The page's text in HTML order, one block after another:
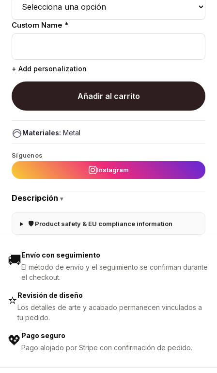
Custom Name *
+ Add personalization
Añadir al carrito
Materiales: Metal
Síguenos
Instagram
Descripción ▾
🛡 Product safety & EU compliance information
🚚Envío con seguimiento
El método de envío y el seguimiento se confirman durante
el checkout.
⭐Revisión de diseño
Los detalles de arte y acabado permanecen vinculados a
tu pedido.
💖 Pago seguro
Pago alojado por Stripe con confirmación de pedido.